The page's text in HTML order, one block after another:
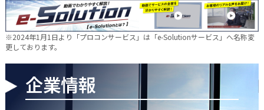
2026.05.13
新卒第10期生 OJT研修の様子をご紹介✨
2026.04.28
2026.04.28
ゴールデンウイークに伴う休業期間のお知らせ
※2024年1月1日より「プロコンサービス」は「e-Solutionサービス」へ名称変
更しております。
企業情報